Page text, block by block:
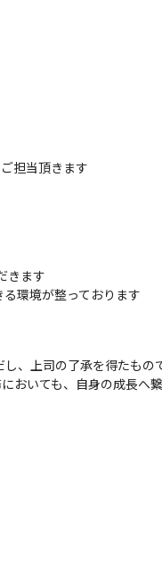
担当頂きます
きます
環境が整っております
、上司の了承を得たもの
おいても、自身の成長へ